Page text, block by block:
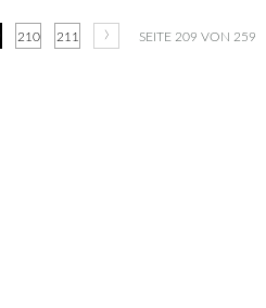
SEITE 209 VON 259
210 211
›